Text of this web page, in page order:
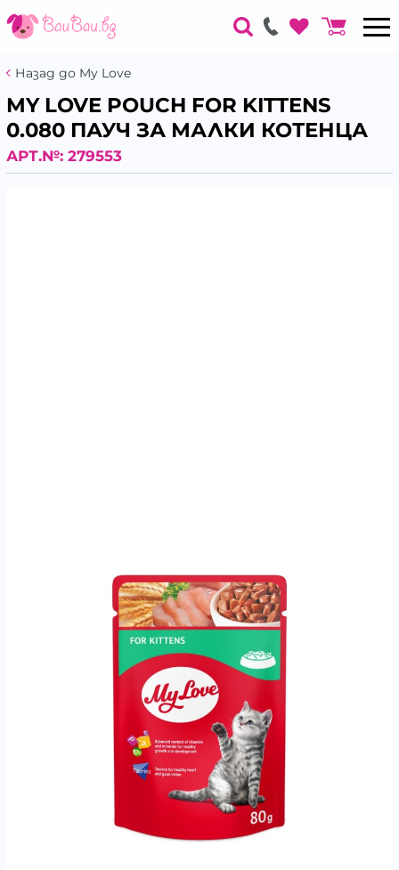
Назад до My Love
MY LOVE POUCH FOR KITTENS
0.080 ПАУЧ ЗА МАЛКИ КОТЕНЦА
АРТ.№: 279553